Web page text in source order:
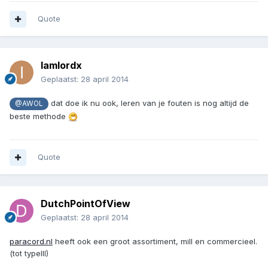
Quote
Iamlordx
Geplaatst: 28 april 2014
@AWOL
dat doe ik nu ook, leren van je fouten is nog altijd de
beste methode
Quote
DutchPointOfView
Geplaatst: 28 april 2014
paracord.nl heeft ook een groot assortiment, mill en commercieel.
(tot typeIII)